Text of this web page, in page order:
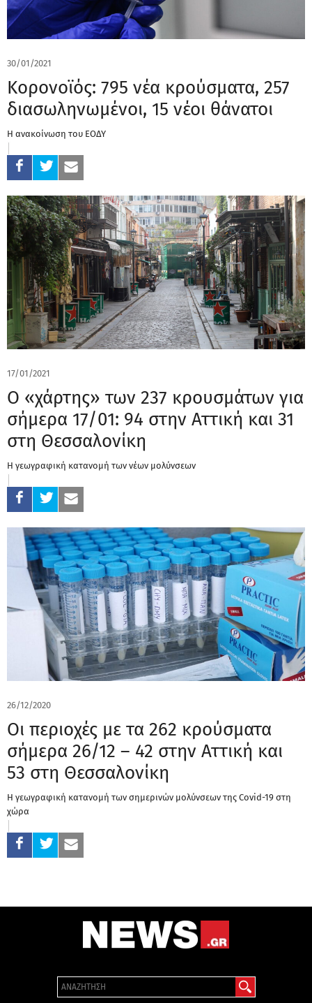
30/01/2021
Κορονοϊός: 795 νέα κρούσματα, 257
διασωληνωμένοι, 15 νέοι θάνατοι
Η ανακοίνωση του ΕΟΔΥ
17/01/2021
Ο «χάρτης» των 237 κρουσμάτων για
σήμερα 17/01: 94 στην Αττική και 31
στη Θεσσαλονίκη
Η γεωγραφική κατανομή των νέων μολύνσεων
26/12/2020
Οι περιοχές με τα 262 κρούσματα
σήμερα 26/12 – 42 στην Αττική και
53 στη Θεσσαλονίκη
Η γεωγραφική κατανομή των σημερινών μολύνσεων της Covid-19 στη
χώρα